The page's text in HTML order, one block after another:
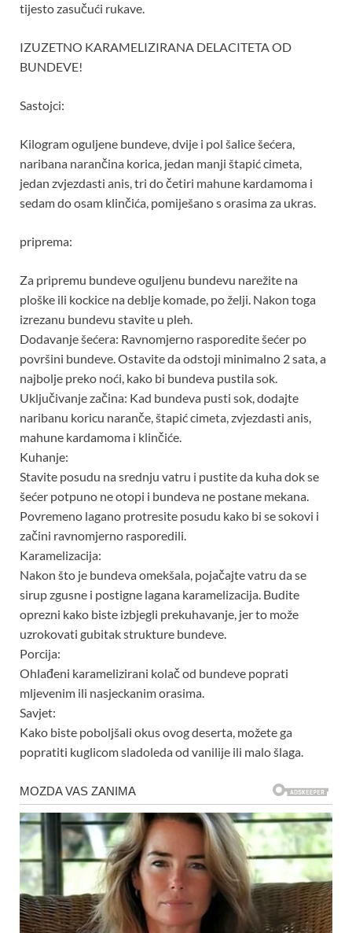
tijesto zasučući rukave.
IZUZETNO KARAMELIZIRANA DELACITETA OD
BUNDEVE!
Sastojci:
Kilogram oguljene bundeve, dvije i pol šalice šećera,
naribana narančina korica, jedan manji štapić cimeta,
jedan zvjezdasti anis, tri do četiri mahune kardamoma i
sedam do osam klinčića, pomiješano s orasima za ukras.
priprema:
Za pripremu bundeve oguljenu bundevu narežite na
ploške ili kockice na deblje komade, po želji. Nakon toga
izrezanu bundevu stavite u pleh.
Dodavanje šećera: Ravnomjerno rasporedite šećer po
površini bundeve. Ostavite da odstoji minimalno 2 sata, a
najbolje preko noći, kako bi bundeva pustila sok.
Uključivanje začina: Kad bundeva pusti sok, dodajte
naribanu koricu naranče, štapić cimeta, zvjezdasti anis,
mahune kardamoma i klinčiće.
Kuhanje:
Stavite posudu na srednju vatru i pustite da kuha dok se
šećer potpuno ne otopi i bundeva ne postane mekana.
Povremeno lagano protresite posudu kako bi se sokovi i
začini ravnomjerno rasporedili.
Karamelizacija:
Nakon što je bundeva omekšala, pojačajte vatru da se
sirup zgusne i postigne lagana karamelizacija. Budite
oprezni kako biste izbjegli prekuhavanje, jer to može
uzrokovati gubitak strukture bundeve.
Porcija:
Ohlađeni karamelizirani kolač od bundeve poprati
mljevenim ili nasjeckanim orasima.
Savjet:
Kako biste poboljšali okus ovog deserta, možete ga
popratiti kuglicom sladoleda od vanilije ili malo šlaga.